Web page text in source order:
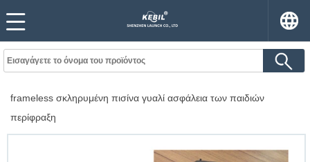
frameless σκληρυμένη πισίνα γυαλί ασφάλεια των παιδιών
περίφραξη